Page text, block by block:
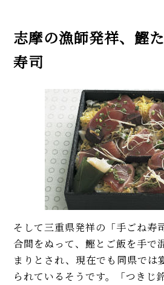
志摩の漁師発祥、鰹
寿司
そして三重県発祥の「手ごね寿
合間をぬって、鰹とご飯を手で
まりとされ、現在でも同県では
られているそうです。「つきじ